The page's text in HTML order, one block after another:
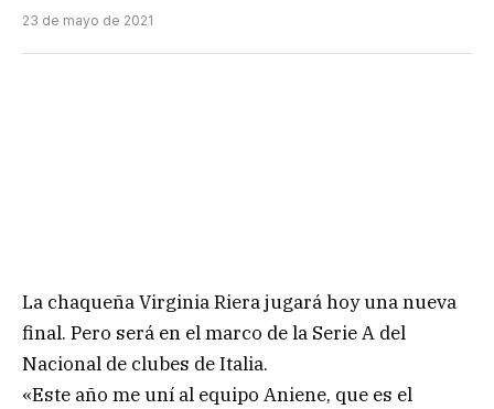
23 de mayo de 2021
La chaqueña Virginia Riera jugará hoy una nueva
final. Pero será en el marco de la Serie A del
Nacional de clubes de Italia.
«Este año me uní al equipo Aniene, que es el